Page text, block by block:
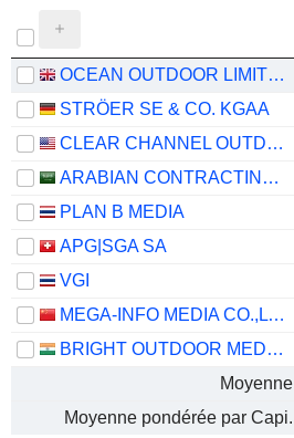
OCEAN OUTDOOR LIMITED
STRÖER SE & CO. KGAA
CLEAR CHANNEL OUTDOOR HOLDINGS, INC.
ARABIAN CONTRACTING SERVICES COMPANY
PLAN B MEDIA
APG|SGA SA
VGI
MEGA-INFO MEDIA CO.,LTD.
BRIGHT OUTDOOR MEDIA LIMITED
Moyenne
Moyenne pondérée par Capi.